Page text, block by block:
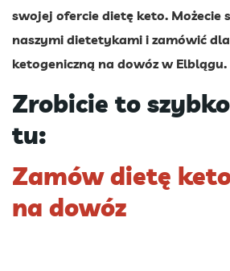
swojej ofercie dietę keto. Możecie
naszymi dietetykami i zamówić
ketogeniczną na dowóz w Elblągu.
Zrobicie to
tu:
Zamów dietę
na dowóz